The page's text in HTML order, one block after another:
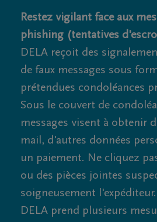
Restez vigilant face aux
phishing (tentatives
DELA reçoit des
de faux messages sous
prétendues condoléances
Sous le couvert de
messages visent à obtenir
mail, d'autres données
un paiement. Ne cliquez
ou des pièces jointes
soigneusement l'expéditeur.
DELA prend plusieurs